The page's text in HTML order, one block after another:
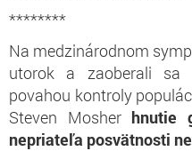
********
Na medzinárodnom
utorok a zaoberali
povahou kontroly
Steven Mosher hnutie
nepriateľa posvätnosti